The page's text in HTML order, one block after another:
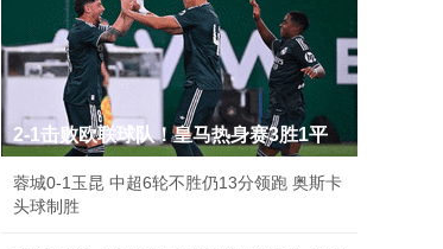
2-1击败欧联球队！皇马热身赛3胜1平
蓉城0-1玉昆 中超6轮不胜仍13分领跑 奥斯卡
头球制胜